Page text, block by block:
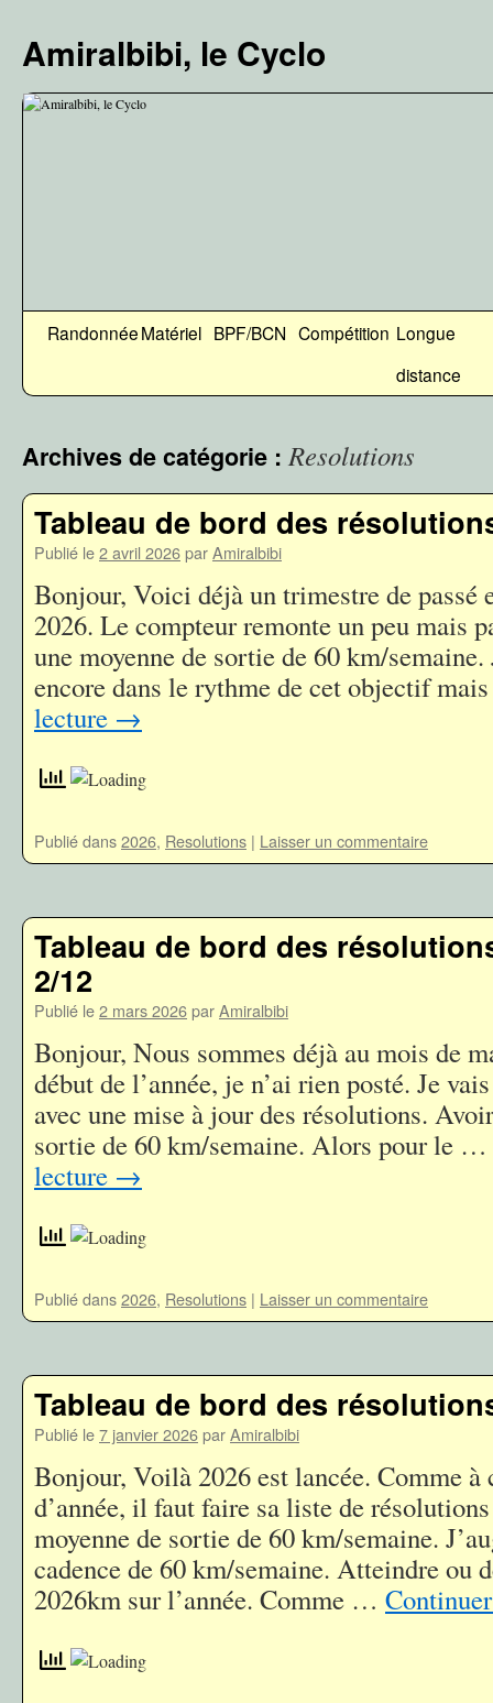
contenu
Amiralbibi, le Cyclo
RandonnéeMatériel BPF/BCN Compétition Longue
distance
Archives de catégorie : Resolutions
Tableau de bord des
Publié le2 avril 2026parAmiralbibi
Bonjour, Voici déjà un trimestre de passé
2026. Le compteur remonte un peu mais
une moyenne de sortie de 60 km/semaine.
encore dans le rythme de cet objectif
lecture →
Publié dans2026, Resolutions | Laisser un commentaire
Tableau de bord des
2/12
Publié le2 mars 2026parAmiralbibi
Bonjour, Nous sommes déjà au mois de
début de l’année, je n’ai rien posté. Je
avec une mise à jour des résolutions.
sortie de 60 km/semaine. Alors pour le …
lecture →
Publié dans2026, Resolutions | Laisser un commentaire
Tableau de bord des
Publié le7 janvier 2026parAmiralbibi
Bonjour, Voilà 2026 est lancée. Comme à
d’année, il faut faire sa liste de
moyenne de sortie de 60 km/semaine.
cadence de 60 km/semaine. Atteindre ou
2026km sur l’année. Comme …